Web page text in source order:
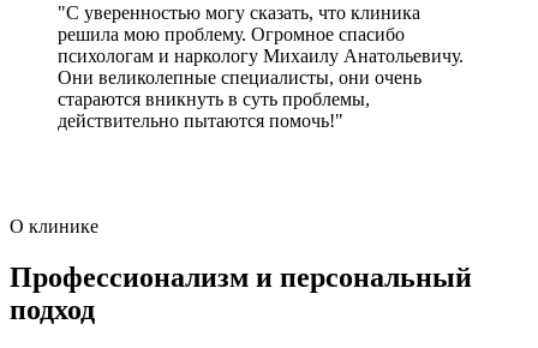
"С уверенностью могу сказать, что клиника
решила мою проблему. Огромное спасибо
психологам и наркологу Михаилу Анатольевичу.
Они великолепные специалисты, они очень
стараются вникнуть в суть проблемы,
действительно пытаются помочь!"
О клинике
Профессионализм и персональный
подход